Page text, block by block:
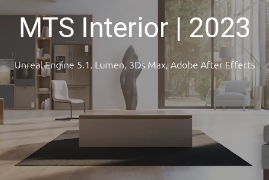
MTS Interior | 2023
Unreal Engine 5.1, Lumen, 3Ds Max, Adobe After Effects